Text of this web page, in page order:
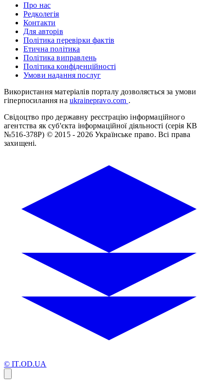
Про нас
Редколегія
Контакти
Для авторів
Політика перевірки фактів
Етична політика
Політика виправлень
Політика конфіденційності
Умови надання послуг
Використання матеріалів порталу дозволяється за умови
гіперпосилання на ukrainepravo.com .
Свідоцтво про державну реєстрацію інформаційного
агентства як суб'єкта інформаційної діяльності (серія КВ
№516-378Р) © 2015 - 2026 Українське право. Всі права
захищені.
© IT.OD.UA